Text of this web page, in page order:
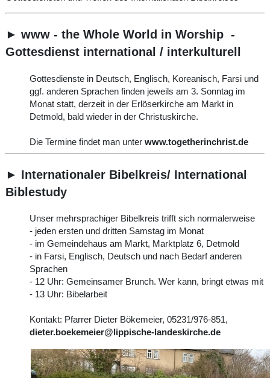
► www - the Whole World in Worship -
Gottesdienst international / interkulturell
Gottesdienste in Deutsch, Englisch, Koreanisch, Farsi und
ggf. anderen Sprachen finden jeweils am 3. Sonntag im
Monat statt, derzeit in der Erlöserkirche am Markt in
Detmold, bald wieder in der Christuskirche.
Die Termine findet man unter www.togetherinchrist.de
► Internationaler Bibelkreis/ International
Biblestudy
Unser mehrsprachiger Bibelkreis trifft sich normalerweise
- jeden ersten und dritten Samstag im Monat
- im Gemeindehaus am Markt, Marktplatz 6, Detmold
- in Farsi, Englisch, Deutsch und nach Bedarf anderen
Sprachen
- 12 Uhr: Gemeinsamer Brunch. Wer kann, bringt etwas mit
- 13 Uhr: Bibelarbeit
Kontakt: Pfarrer Dieter Bökemeier, 05231/976-851,
dieter.boekemeier@lippische-landeskirche.de